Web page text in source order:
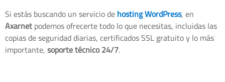
Si estás buscando un servicio dehosting WordPress, en
Axarnetpodemos ofrecerte todo lo que necesitas, incluidas las
copias de seguridad diarias, certificados SSL gratuito y lo más
importante,soporte técnico 24/7.